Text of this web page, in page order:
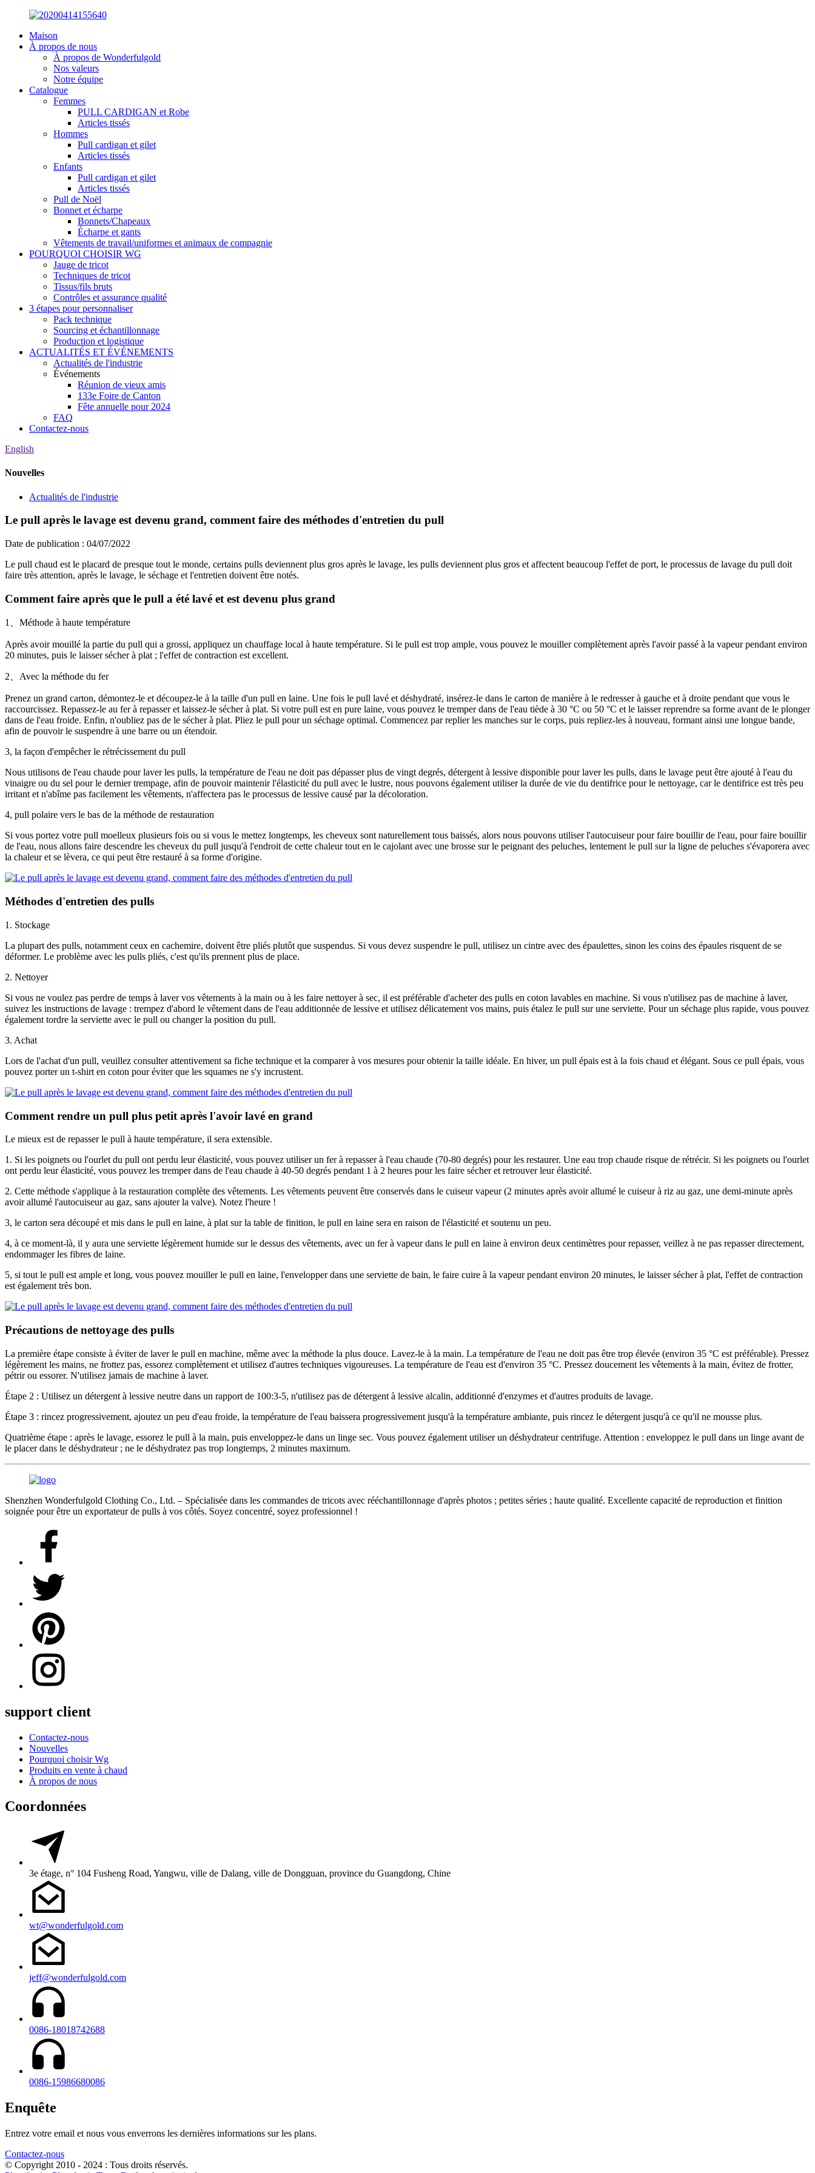
Maison
À propos de nous
À propos de Wonderfulgold
Nos valeurs
Notre équipe
Catalogue
Femmes
PULL CARDIGAN et Robe
Articles tissés
Hommes
Pull cardigan et gilet
Articles tissés
Enfants
Pull cardigan et gilet
Articles tissés
Pull de Noël
Bonnet et écharpe
Bonnets/Chapeaux
Écharpe et gants
Vêtements de travail/uniformes et animaux de compagnie
POURQUOI CHOISIR WG
Jauge de tricot
Techniques de tricot
Tissus/fils bruts
Contrôles et assurance qualité
3 étapes pour personnaliser
Pack technique
Sourcing et échantillonnage
Production et logistique
ACTUALITÉS ET ÉVÉNEMENTS
Actualités de l'industrie
Événements
Réunion de vieux amis
133e Foire de Canton
Fête annuelle pour 2024
FAQ
Contactez-nous
English
Nouvelles
Actualités de l'industrie
Le pull après le lavage est devenu grand, comment faire des méthodes d'entretien du pull
Date de publication : 04/07/2022
Le pull chaud est le placard de presque tout le monde, certains pulls deviennent plus gros après le lavage, les pulls deviennent plus gros et affectent beaucoup l'effet de port, le processus de lavage du pull doit
faire très attention, après le lavage, le séchage et l'entretien doivent être notés.
Comment faire après que le pull a été lavé et est devenu plus grand
1、Méthode à haute température
Après avoir mouillé la partie du pull qui a grossi, appliquez un chauffage local à haute température. Si le pull est trop ample, vous pouvez le mouiller complètement après l'avoir passé à la vapeur pendant environ
20 minutes, puis le laisser sécher à plat ; l'effet de contraction est excellent.
2、Avec la méthode du fer
Prenez un grand carton, démontez-le et découpez-le à la taille d'un pull en laine. Une fois le pull lavé et déshydraté, insérez-le dans le carton de manière à le redresser à gauche et à droite pendant que vous le
raccourcissez. Repassez-le au fer à repasser et laissez-le sécher à plat. Si votre pull est en pure laine, vous pouvez le tremper dans de l'eau tiède à 30 °C ou 50 °C et le laisser reprendre sa forme avant de le plonger
dans de l'eau froide. Enfin, n'oubliez pas de le sécher à plat. Pliez le pull pour un séchage optimal. Commencez par replier les manches sur le corps, puis repliez-les à nouveau, formant ainsi une longue bande,
afin de pouvoir le suspendre à une barre ou un étendoir.
3, la façon d'empêcher le rétrécissement du pull
Nous utilisons de l'eau chaude pour laver les pulls, la température de l'eau ne doit pas dépasser plus de vingt degrés, détergent à lessive disponible pour laver les pulls, dans le lavage peut être ajouté à l'eau du
vinaigre ou du sel pour le dernier trempage, afin de pouvoir maintenir l'élasticité du pull avec le lustre, nous pouvons également utiliser la durée de vie du dentifrice pour le nettoyage, car le dentifrice est très peu
irritant et n'abîme pas facilement les vêtements, n'affectera pas le processus de lessive causé par la décoloration.
4, pull polaire vers le bas de la méthode de restauration
Si vous portez votre pull moelleux plusieurs fois ou si vous le mettez longtemps, les cheveux sont naturellement tous baissés, alors nous pouvons utiliser l'autocuiseur pour faire bouillir de l'eau, pour faire bouillir
de l'eau, nous allons faire descendre les cheveux du pull jusqu'à l'endroit de cette chaleur tout en le cajolant avec une brosse sur le peignant des peluches, lentement le pull sur la ligne de peluches s'évaporera avec
la chaleur et se lèvera, ce qui peut être restauré à sa forme d'origine.
Méthodes d'entretien des pulls
1. Stockage
La plupart des pulls, notamment ceux en cachemire, doivent être pliés plutôt que suspendus. Si vous devez suspendre le pull, utilisez un cintre avec des épaulettes, sinon les coins des épaules risquent de se
déformer. Le problème avec les pulls pliés, c'est qu'ils prennent plus de place.
2. Nettoyer
Si vous ne voulez pas perdre de temps à laver vos vêtements à la main ou à les faire nettoyer à sec, il est préférable d'acheter des pulls en coton lavables en machine. Si vous n'utilisez pas de machine à laver,
suivez les instructions de lavage : trempez d'abord le vêtement dans de l'eau additionnée de lessive et utilisez délicatement vos mains, puis étalez le pull sur une serviette. Pour un séchage plus rapide, vous pouvez
également tordre la serviette avec le pull ou changer la position du pull.
3. Achat
Lors de l'achat d'un pull, veuillez consulter attentivement sa fiche technique et la comparer à vos mesures pour obtenir la taille idéale. En hiver, un pull épais est à la fois chaud et élégant. Sous ce pull épais, vous
pouvez porter un t-shirt en coton pour éviter que les squames ne s'y incrustent.
Comment rendre un pull plus petit après l'avoir lavé en grand
Le mieux est de repasser le pull à haute température, il sera extensible.
1. Si les poignets ou l'ourlet du pull ont perdu leur élasticité, vous pouvez utiliser un fer à repasser à l'eau chaude (70-80 degrés) pour les restaurer. Une eau trop chaude risque de rétrécir. Si les poignets ou l'ourlet
ont perdu leur élasticité, vous pouvez les tremper dans de l'eau chaude à 40-50 degrés pendant 1 à 2 heures pour les faire sécher et retrouver leur élasticité.
2. Cette méthode s'applique à la restauration complète des vêtements. Les vêtements peuvent être conservés dans le cuiseur vapeur (2 minutes après avoir allumé le cuiseur à riz au gaz, une demi-minute après
avoir allumé l'autocuiseur au gaz, sans ajouter la valve). Notez l'heure !
3, le carton sera découpé et mis dans le pull en laine, à plat sur la table de finition, le pull en laine sera en raison de l'élasticité et soutenu un peu.
4, à ce moment-là, il y aura une serviette légèrement humide sur le dessus des vêtements, avec un fer à vapeur dans le pull en laine à environ deux centimètres pour repasser, veillez à ne pas repasser directement,
endommager les fibres de laine.
5, si tout le pull est ample et long, vous pouvez mouiller le pull en laine, l'envelopper dans une serviette de bain, le faire cuire à la vapeur pendant environ 20 minutes, le laisser sécher à plat, l'effet de contraction
est également très bon.
Précautions de nettoyage des pulls
La première étape consiste à éviter de laver le pull en machine, même avec la méthode la plus douce. Lavez-le à la main. La température de l'eau ne doit pas être trop élevée (environ 35 °C est préférable). Pressez
légèrement les mains, ne frottez pas, essorez complètement et utilisez d'autres techniques vigoureuses. La température de l'eau est d'environ 35 °C. Pressez doucement les vêtements à la main, évitez de frotter,
pétrir ou essorer. N'utilisez jamais de machine à laver.
Étape 2 : Utilisez un détergent à lessive neutre dans un rapport de 100:3-5, n'utilisez pas de détergent à lessive alcalin, additionné d'enzymes et d'autres produits de lavage.
Étape 3 : rincez progressivement, ajoutez un peu d'eau froide, la température de l'eau baissera progressivement jusqu'à la température ambiante, puis rincez le détergent jusqu'à ce qu'il ne mousse plus.
Quatrième étape : après le lavage, essorez le pull à la main, puis enveloppez-le dans un linge sec. Vous pouvez également utiliser un déshydrateur centrifuge. Attention : enveloppez le pull dans un linge avant de
le placer dans le déshydrateur ; ne le déshydratez pas trop longtemps, 2 minutes maximum.
Shenzhen Wonderfulgold Clothing Co., Ltd. – Spécialisée dans les commandes de tricots avec rééchantillonnage d'après photos ; petites séries ; haute qualité. Excellente capacité de reproduction et finition
soignée pour être un exportateur de pulls à vos côtés. Soyez concentré, soyez professionnel !
support client
Contactez-nous
Nouvelles
Pourquoi choisir Wg
Produits en vente à chaud
À propos de nous
Coordonnées
3e étage, n° 104 Fusheng Road, Yangwu, ville de Dalang, ville de Dongguan, province du Guangdong, Chine
wt@wonderfulgold.com
jeff@wonderfulgold.com
0086-18018742688
0086-15986680086
Enquête
Entrez votre email et nous vous enverrons les dernières informations sur les plans.
Contactez-nous
© Copyright 2010 - 2024 : Tous droits réservés.